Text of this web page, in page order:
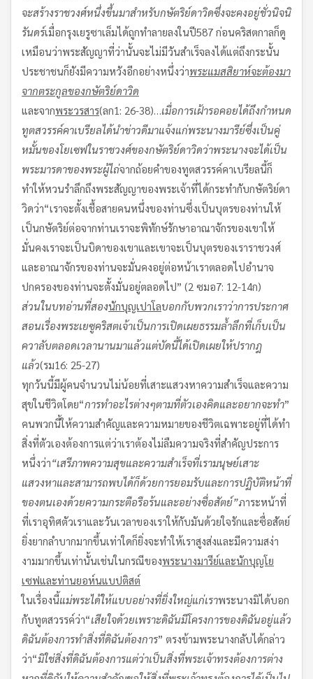
จะสร้างราชวงศ์หนึ่งขึ้นมาสำหรับกษัตริย์ดาวิดซึ่งจะคงอยู่ชั่วนิจนิ
รันดร์เมื่อกรุงเยรูซาเล็มได้ถูกทำลายลงในปี587 ก่อนคริสตกาลก็ดู
เหมือนว่าพระสัญญาที่ว่านั้นจะไม่มีวันสำเร็จลงได้แต่ถึงกระนั้น
ประชาชนก็ยังมีความหวังอีกอย่างหนึ่งว่าพระแมสสิยาห์จะต้องมา
จากตระกูลของกษัตริย์ดาวิด
และจากพระวรสาร(ลก1: 26-38)…เมื่อการเฝ้ารอคอยได้ถึงกำหนด
ทูตสวรรค์คาเบรียลได้นำข่าวดีมาแจ้งแก่พระนางมารีย์ซึ่งเป็นคู่
หมั้นของโยเซฟในราชวงศ์ของกษัตริย์ดาวิดว่าพระนางจะได้เป็น
พระมารดาของพระผู้ไถ่จากถ้อยคำของทูตสวรรค์คาเบรียลนี้ก็
ทำให้หวนรำลึกถึงพระสัญญาของพระเจ้าที่ได้กระทำกับกษัตริย์ดา
วิดว่า“เราจะตั้งเชื้อสายคนหนึ่งของท่านซึ่งเป็นบุตรของท่านให้
เป็นกษัตริย์ต่อจากท่านเราจะพิทักษ์รักษาอาณาจักรของเขาให้
มั่นคงเราจะเป็นบิดาของเขาและเขาจะเป็นบุตรของเราราชวงศ์
และอาณาจักรของท่านจะมั่นคงอยู่ต่อหน้าเราตลอดไปอำนาจ
ปกครองของท่านจะตั้งมั่นอยู่ตลอดไป” (2 ซมอ7: 12-14ก)
ส่วนในบทอ่านที่สองนักบุญเปาโลบอกกับพวกเราว่าการประกาศ
สอนเรื่องพระเยซูคริสตเจ้าเป็นการเปิดเผยธรรมล้ำลึกที่เก็บเป็น
ควาลับตลอดเวลานานมาแล้วแต่บัดนี้ได้เปิดเผยให้ปรากฎ
แล้ว(รม16: 25-27)
ทุกวันนี้มีผู้คนจำนวนไม่น้อยที่เสาะแสวงหาความสำเร็จและความ
สุขในชีวิตโดย“การทำอะไรต่างๆตามที่ตัวเองคิดและอยากจะทำ”
คนพวกนี้ให้ความสำคัญและความหมายของชีวิตเฉพาะอยู่ที่ได้ทำ
สิ่งที่ตัวเองต้องการแต่ว่าเราต้องไม่ลืมความจริงที่สำคัญประการ
หนึ่งว่า“เสรีภาพความสุขและความสำเร็จที่เรามนุษย์เสาะ
แสวงหาและสามารถพบได้ก็ด้วยการยอมรับและการปฏิบัติหน้าที่
ของตนเองด้วยความกระตือรือร้นและอย่างซื่อสัตย์”ภาระหน้าที่
ที่เราอุทิศตัวเราและวันเวลาของเราให้กับมันด้วยใจรักและซื่อสัตย์
ยิ่งยากลำบากมากขึ้นเท่าใดก็ยิ่งจะทำให้เราสูงส่งและมีความสง่า
งามมากขึ้นเท่านั้นเช่นในกรณีของพระนางมารีย์และนักบุญโย
เซฟและท่านยอห์นแบปติสต์
ในเรื่องนี้แม่พระได้ให้แบบอย่างที่ยิ่งใหญ่แก่เราพระนางมิได้บอก
กับทูตสวรรค์ว่า“เสียใจด้วยเพราะดิฉันมีโครงการของดิฉันอยู่แล้ว
ดิฉันต้องการทำสิ่งที่ดิฉันต้องการ” ตรงข้ามพระนางกลับได้กล่าว
ว่า“มิใช่สิ่งที่ดิฉันต้องการแต่ว่าเป็นสิ่งที่พระเจ้าทรงต้องการต่าง